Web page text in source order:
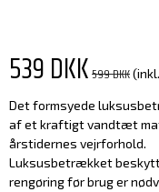
539 DKK599 DKK
Det formsyede
af et kraftigt vandtæt
årstidernes vejrforhold.
Luksusbetrækket
rengøring før brug er